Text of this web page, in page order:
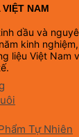
Tự Nhiên
VIỆT NAM
dầu và
kinh
liệu Việt Nam